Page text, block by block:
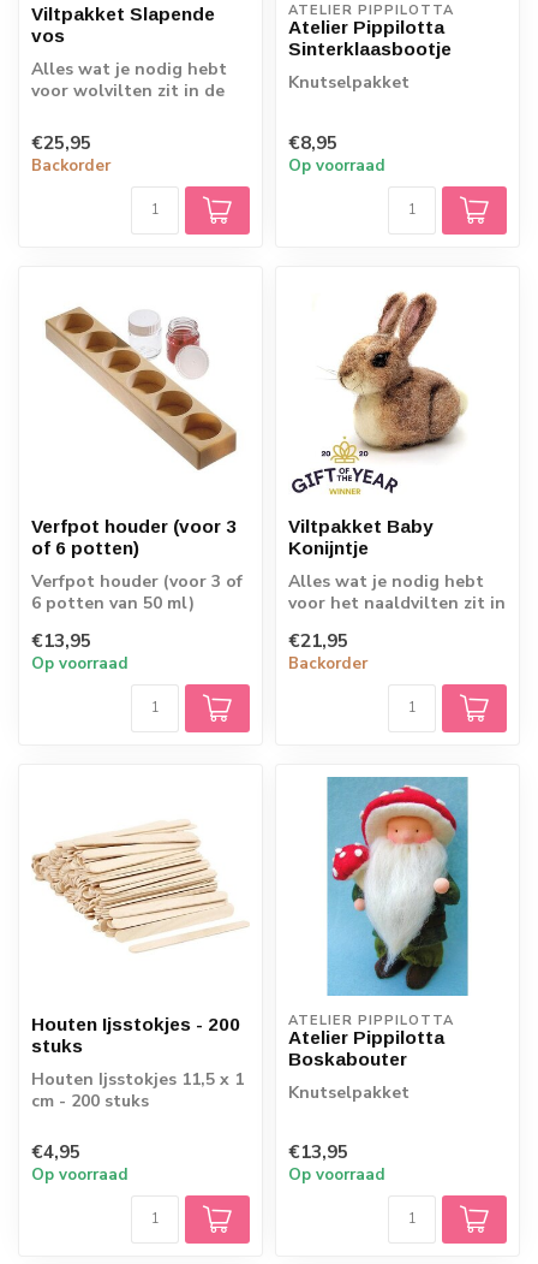
Viltpakket Slapende
vos
Alles wat je nodig hebt
voor wolvilten zit in de
dieren.
€25,95
Backorder
ATELIER PIPPILOTTA
Atelier Pippilotta
Sinterklaasbootje
Knutselpakket
€8,95
Op voorraad
Verfpot houder (voor 3
of 6 potten)
Verfpot houder (voor 3 of
6 potten van 50 ml)
€13,95
Op voorraad
Viltpakket Baby
Konijntje
Alles wat je nodig hebt
voor het naaldvilten zit in
dier...
€21,95
Backorder
Houten Ijsstokjes - 200
stuks
Houten Ijsstokjes 11,5 x 1
cm - 200 stuks
€4,95
Op voorraad
ATELIER PIPPILOTTA
Atelier Pippilotta
Boskabouter
Knutselpakket
€13,95
Op voorraad